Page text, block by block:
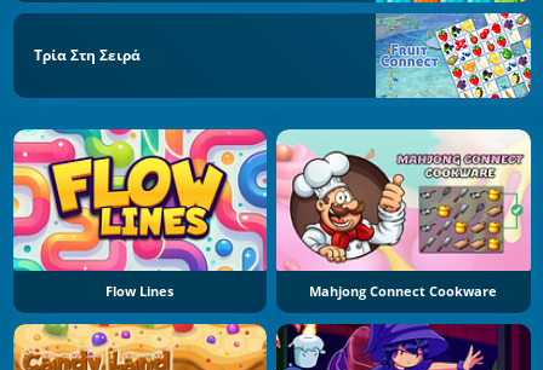
Τρία Στη Σειρά
Flow Lines Mahjong Connect Cookware